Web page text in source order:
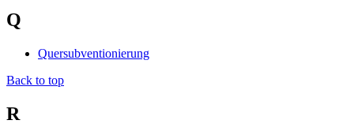
Q
Quersubventionierung
Back to top
R